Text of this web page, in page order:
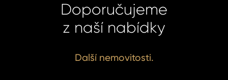
Doporučujeme
z naší nabídky
Další nemovitosti.